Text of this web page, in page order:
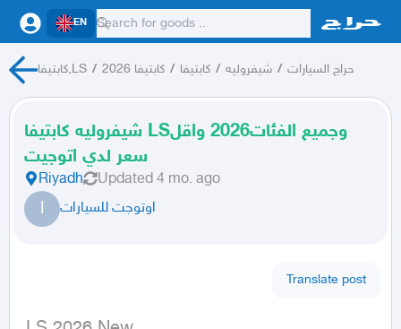
EN
كابتيفا,LS / كابتيفا 2026 / كابتيفا / شيفروليه / حراج السيارات
شيفروليه كابتيفا LSوجميع الفئات2026 واقل
سعر لدي اتوجيت
Riyadh Updated 4 mo. ago
ا اوتوجت للسيارات
Translate post